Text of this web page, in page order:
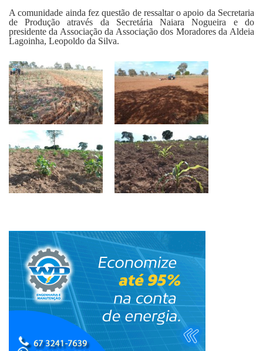
A comunidade ainda fez questão de ressaltar o apoio da Secretaria
de Produção através da Secretária Naiara Nogueira e do
presidente da Associação da Associação dos Moradores da Aldeia
Lagoinha, Leopoldo da Silva.